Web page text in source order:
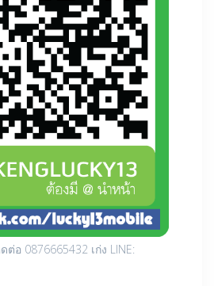
อ 0876665432 เก่ง LINE: